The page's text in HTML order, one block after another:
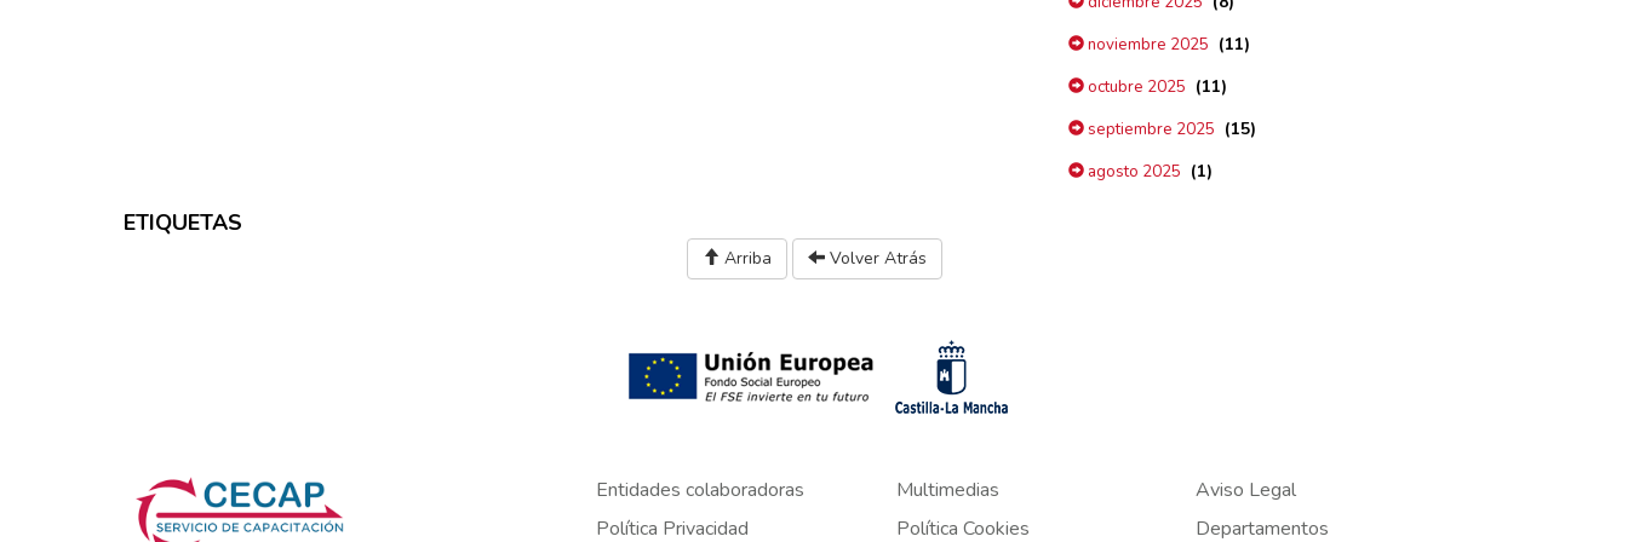
noviembre 2025 (11)
octubre 2025 (11)
septiembre 2025 (15)
agosto 2025 (1)
ETIQUETAS
Arriba Volver Atrás
Entidades colaboradoras Multimedias
Aviso Legal
Política Privacidad
Política Cookies Departamentos